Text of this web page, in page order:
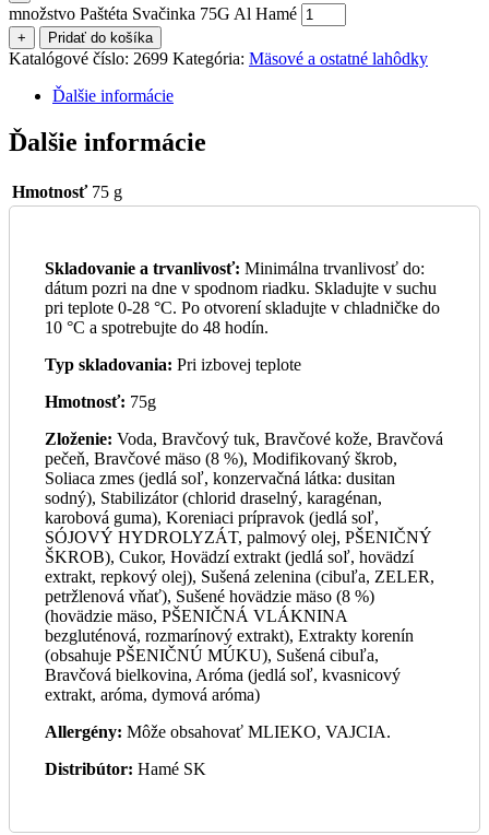
množstvo Paštéta Svačinka 75G Al Hamé
+ Pridať do košíka
Katalógové číslo: 2699 Kategória: Mäsové a ostatné lahôdky
Ďalšie informácie
Ďalšie informácie
Hmotnosť 75 g
Skladovanie a trvanlivosť: Minimálna trvanlivosť do:
dátum pozri na dne v spodnom riadku. Skladujte v suchu
pri teplote 0-28 °C. Po otvorení skladujte v chladničke do
10 °C a spotrebujte do 48 hodín.
Typ skladovania: Pri izbovej teplote
Hmotnosť: 75g
Zloženie: Voda, Bravčový tuk, Bravčové kože, Bravčová
pečeň, Bravčové mäso (8 %), Modifikovaný škrob,
Soliaca zmes (jedlá soľ, konzervačná látka: dusitan
sodný), Stabilizátor (chlorid draselný, karagénan,
karobová guma), Koreniaci prípravok (jedlá soľ,
SÓJOVÝ HYDROLYZÁT, palmový olej, PŠENIČNÝ
ŠKROB), Cukor, Hovädzí extrakt (jedlá soľ, hovädzí
extrakt, repkový olej), Sušená zelenina (cibuľa, ZELER,
petržlenová vňať), Sušené hovädzie mäso (8 %)
(hovädzie mäso, PŠENIČNÁ VLÁKNINA
bezgluténová, rozmarínový extrakt), Extrakty korenín
(obsahuje PŠENIČNÚ MÚKU), Sušená cibuľa,
Bravčová bielkovina, Aróma (jedlá soľ, kvasnicový
extrakt, aróma, dymová aróma)
Allergény: Môže obsahovať MLIEKO, VAJCIA.
Distribútor: Hamé SK